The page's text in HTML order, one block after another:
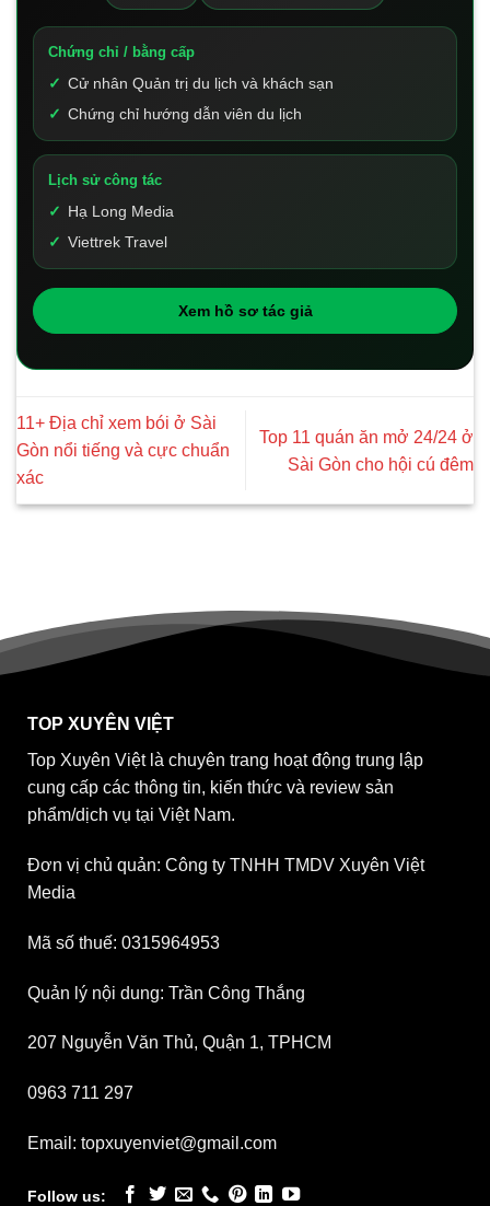
Chứng chỉ / bằng cấp
Cử nhân Quản trị du lịch và khách sạn
Chứng chỉ hướng dẫn viên du lịch
Lịch sử công tác
Hạ Long Media
Viettrek Travel
Xem hồ sơ tác giả
11+ Địa chỉ xem bói ở Sài
Gòn nổi tiếng và cực chuẩn
xác
Top 11 quán ăn mở 24/24 ở
Sài Gòn cho hội cú đêm
TOP XUYÊN VIỆT
Top Xuyên Việt là chuyên trang hoạt động trung lập
cung cấp các thông tin, kiến thức và review sản
phẩm/dịch vụ tại Việt Nam.
Đơn vị chủ quản: Công ty TNHH TMDV Xuyên Việt
Media
Mã số thuế: 0315964953
Quản lý nội dung: Trần Công Thắng
207 Nguyễn Văn Thủ, Quận 1, TPHCM
0963 711 297
Email: topxuyenviet@gmail.com
Follow us: